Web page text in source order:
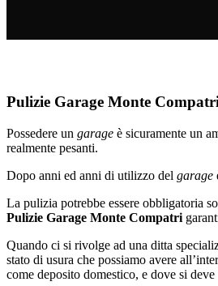
Pulizie Garage Monte
Possedere un garage è sicuramente un
realmente pesanti.
Dopo anni ed anni di utilizzo del garage
La pulizia potrebbe essere obbligatoria
Pulizie Garage Monte Compatri
Quando ci si rivolge ad una ditta
stato di usura che possiamo avere
come deposito domestico, e dove si